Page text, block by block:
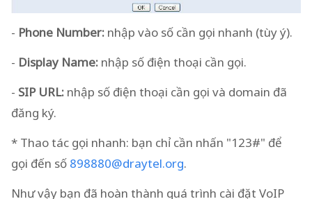
- Phone Number: nhập vào số cần gọi nhanh (tùy ý).
- Display Name: nhập số điện thoại cần gọi.
- SIP URL: nhập số điện thoại cần gọi và domain đã
đăng ký.
* Thao tác gọi nhanh: bạn chỉ cần nhấn "123#" để
gọi đến số 898880@draytel.org.
Như vậy bạn đã hoàn thành quá trình cài đặt VoIP